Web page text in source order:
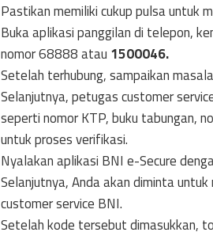
Pastikan memiliki cukup pulsa untuk
Buka aplikasi panggilan di telepon,
nomor 68888 atau 1500046.
Setelah terhubung, sampaikan
Selanjutnya, petugas customer
seperti nomor KTP, buku tabungan,
untuk proses verifikasi.
Nyalakan aplikasi BNI e-Secure
Selanjutnya, Anda akan diminta
customer service BNI.
Setelah kode tersebut dimasukkan,